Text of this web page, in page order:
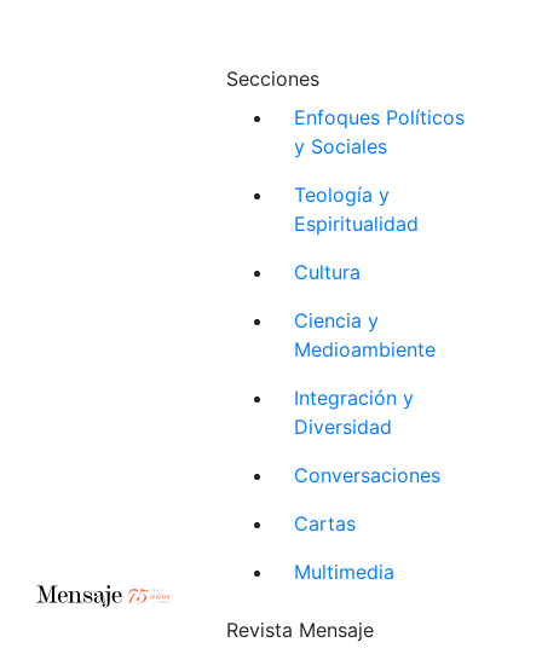
Secciones
Enfoques Políticos
y Sociales
Teología y
Espiritualidad
Cultura
Ciencia y
Medioambiente
Integración y
Diversidad
Conversaciones
Cartas
Multimedia
Revista Mensaje